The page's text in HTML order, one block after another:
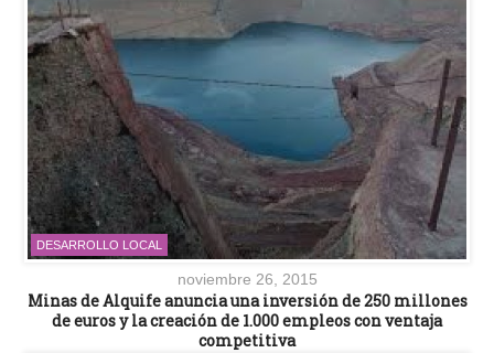
DESARROLLO LOCAL
noviembre 26, 2015
Minas de Alquife anuncia una inversión de 250 millones
de euros y la creación de 1.000 empleos con ventaja
competitiva